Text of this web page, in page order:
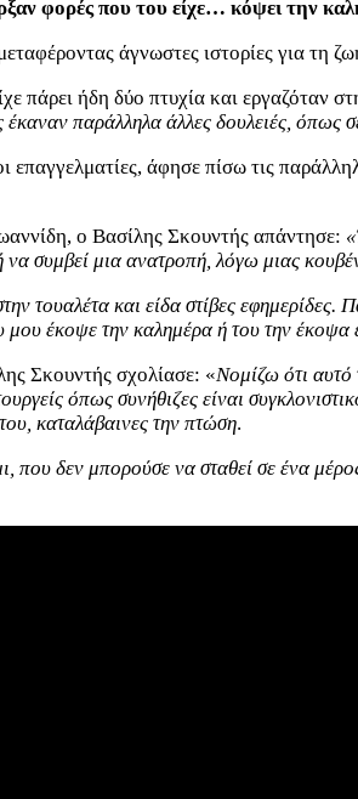
φορές που του είχε… κόψει την
άγνωστες ιστορίες για τη
ήδη δύο πτυχία και εργαζόταν
έκαναν παράλληλα άλλες δουλειές,
άφησε πίσω τις
ο Βασίλης Σκουντής απάντησε:
συμβεί μια ανατροπή, λόγω μιας
τουαλέτα και είδα στίβες εφημερίδες.
μου έκοψε την καλημέρα ή του την έκοψα
Σκουντής σχολίασε: «Νομίζω ότι αυτό
όπως συνήθιζες είναι
καταλάβαινες την πτώση.
που δεν μπορούσε να σταθεί σε ένα